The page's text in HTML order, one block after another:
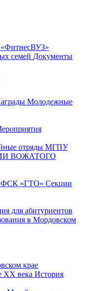
«ФитнесВУЗ»
семей Документы
Молодежные
отряды МГПУ
ВОЖАТОГО
«ГТО» Секции
для абитуриентов
в Мордовском
крае
XX века История